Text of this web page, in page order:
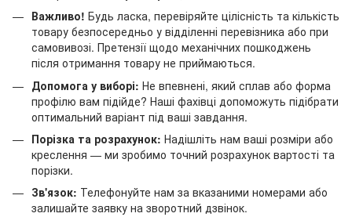
Важливо! Будь ласка, перевіряйте цілісність та кількість
товару безпосередньо у відділенні перевізника або при
самовивозі. Претензії щодо механічних пошкоджень
після отримання товару не приймаються.
Допомога у виборі: Не впевнені, який сплав або форма
профілю вам підійде? Наші фахівці допоможуть підібрати
оптимальний варіант під ваші завдання.
Порізка та розрахунок: Надішліть нам ваші розміри або
креслення — ми зробимо точний розрахунок вартості та
порізки.
Зв'язок: Телефонуйте нам за вказаними номерами або
залишайте заявку на зворотний дзвінок.